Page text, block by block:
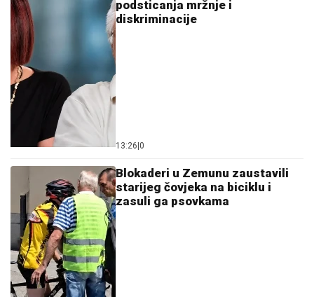
podsticanja mržnje i
diskriminacije
13:26 0
Blokaderi u Zemunu zaustavili
starijeg čovjeka na biciklu i
zasuli ga psovkama